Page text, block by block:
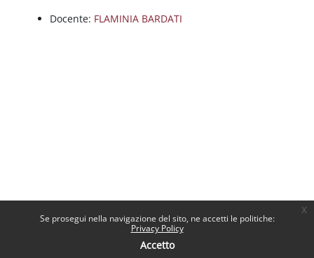
Se prosegui nella navigazione del sito, ne accetti le politiche:
Privacy Policy
Accetto
x
Docente: FLAMINIA BARDATI